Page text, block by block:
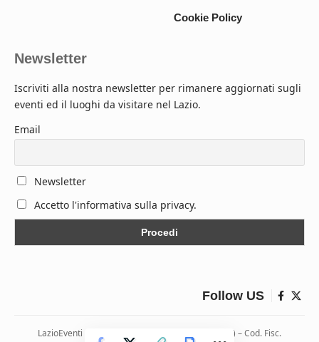
Cookie Policy
Newsletter
Iscriviti alla nostra newsletter per rimanere aggiornati sugli
eventi ed il luoghi da visitare nel Lazio.
Email
Newsletter
Accetto l'informativa sulla privacy.
Follow US
LazioEventi – Via Monticelli, 9 04026 Minturno (LT) – Cod. Fisc.